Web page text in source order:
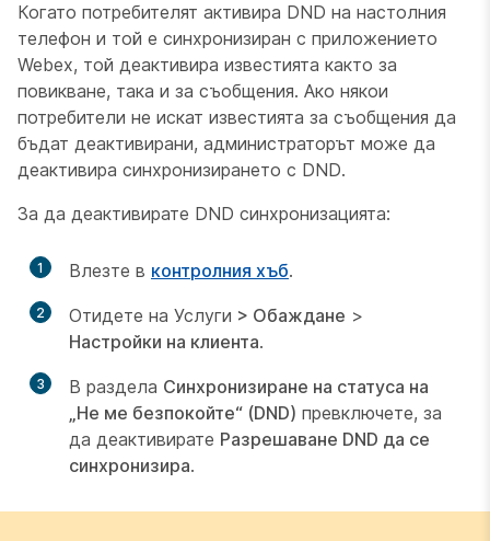
Когато потребителят активира DND на настолния
телефон и той е синхронизиран с приложението
Webex, той деактивира известията както за
повикване, така и за съобщения. Ако някои
потребители не искат известията за съобщения да
бъдат деактивирани, администраторът може да
деактивира синхронизирането с DND.
За да деактивирате DND синхронизацията:
1 Влезте в контролния хъб.
2 Отидете на Услуги > Обаждане >
Настройки на клиента.
3 В раздела Синхронизиране на статуса на
„Не ме безпокойте“ (DND) превключете, за
да деактивирате Разрешаване DND да се
синхронизира.